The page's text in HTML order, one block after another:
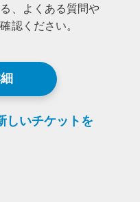
、 よくある質問や
認ください。
しいチケットを